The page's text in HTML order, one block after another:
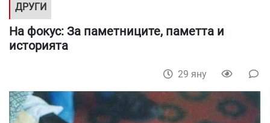
ДРУГИ
На фокус: За паметниците, паметта и
историята
29 яну